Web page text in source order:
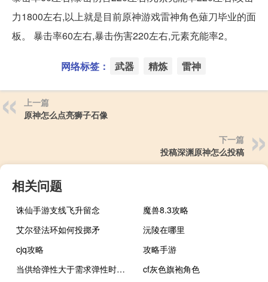
力1800左右,以上就是目前原神游戏雷神角色薙刀毕业的面
板。 暴击率60左右,暴击伤害220左右,元素充能率2。
网络标签： 武器 精炼 雷神
上一篇
原神怎么点亮狮子石像
下一篇
投稿深渊原神怎么投稿
相关问题
诛仙手游支线飞升留念
魔兽8.3攻略
艾尔登法环如何投掷矛
沅陵在哪里
cjq攻略
攻略手游
当供给弹性大于需求弹性时税负更容易被转嫁
cf灰色旗袍角色